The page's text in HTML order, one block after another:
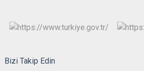
Bizi Takip Edin